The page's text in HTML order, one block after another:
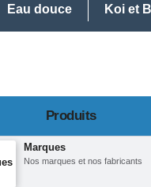
Eau douce Koi et
Produits
Marques
Nos marques et nos fabricants